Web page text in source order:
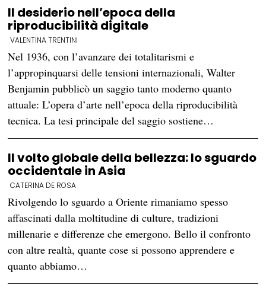
Il desiderio nell’epoca della
riproducibilità digitale
VALENTINA TRENTINI
Nel 1936, con l’avanzare dei totalitarismi e
l’appropinquarsi delle tensioni internazionali, Walter
Benjamin pubblicò un saggio tanto moderno quanto
attuale: L’opera d’arte nell’epoca della riproducibilità
tecnica. La tesi principale del saggio sostiene…
Il volto globale della bellezza: lo sguardo
occidentale in Asia
CATERINA DE ROSA
Rivolgendo lo sguardo a Oriente rimaniamo spesso
affascinati dalla moltitudine di culture, tradizioni
millenarie e differenze che emergono. Bello il confronto
con altre realtà, quante cose si possono apprendere e
quanto abbiamo…